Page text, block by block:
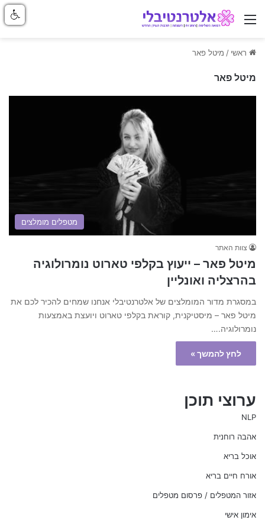
ניווט באתר
ראשי / מיטל פאר
מיטל פאר
מטפלים מומלצים
צוות האתר
מיטל פאר – ייעוץ בקלפי טארוט נומרולוגיה
בהרצליה ואונליין
במסגרת מדור המומלצים של אלטרנטיבלי אנחנו שמחים להכיר לכם את
מיטל פאר – מיסטיקנית, קוראת בקלפי טארוט ויועצת באמצעות
נומרולוגיה.…
לחץ להמשך »
ערוצי תוכן
NLP
אהבה רוחנית
אוכל בריא
אורח חיים בריא
אזור המטפלים / פרסום מטפלים
אימון אישי